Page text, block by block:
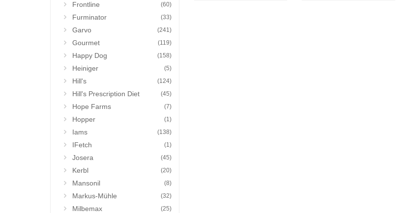
Frontline (60)
Furminator (33)
Garvo (241)
Gourmet (119)
Happy Dog (158)
Heiniger (5)
Hill's (124)
Hill's Prescription Diet (45)
Hope Farms (7)
Hopper (1)
Iams (138)
IFetch (1)
Josera (45)
Kerbl (20)
Mansonil (8)
Markus-Mühle (32)
Milbemax (25)